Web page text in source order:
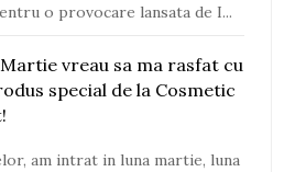
o provocare lansata de I...
vreau sa ma rasfat cu
special de la Cosmetic
am intrat in luna martie, luna